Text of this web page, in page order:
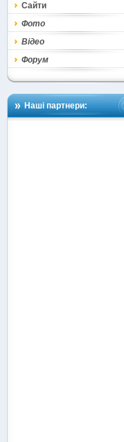
Сайти
Фото
Відео
Форум
Наші партнери: